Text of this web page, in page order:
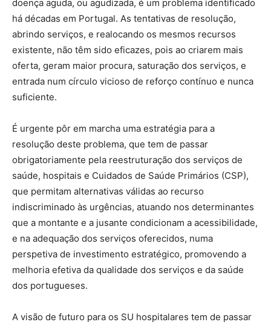
doença aguda, ou agudizada, é um problema identificado
há décadas em Portugal. As tentativas de resolução,
abrindo serviços, e realocando os mesmos recursos
existente, não têm sido eficazes, pois ao criarem mais
oferta, geram maior procura, saturação dos serviços, e
entrada num círculo vicioso de reforço contínuo e nunca
suficiente.
É urgente pôr em marcha uma estratégia para a
resolução deste problema, que tem de passar
obrigatoriamente pela reestruturação dos serviços de
saúde, hospitais e Cuidados de Saúde Primários (CSP),
que permitam alternativas válidas ao recurso
indiscriminado às urgências, atuando nos determinantes
que a montante e a jusante condicionam a acessibilidade,
e na adequação dos serviços oferecidos, numa
perspetiva de investimento estratégico, promovendo a
melhoria efetiva da qualidade dos serviços e da saúde
dos portugueses.
A visão de futuro para os SU hospitalares tem de passar